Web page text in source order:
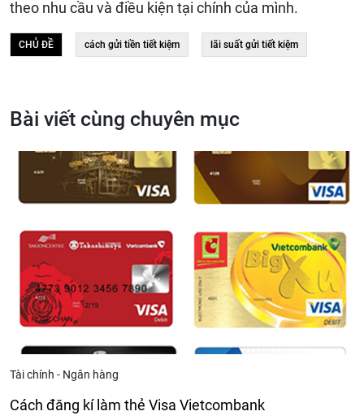
theo nhu cầu và điều kiện tại chính của mình.
CHỦ ĐỀ cách gửi tiền tiết kiệm lãi suất gửi tiết kiệm
Bài viết cùng chuyên mục
Tài chính - Ngân hàng
Cách đăng kí làm thẻ Visa Vietcombank